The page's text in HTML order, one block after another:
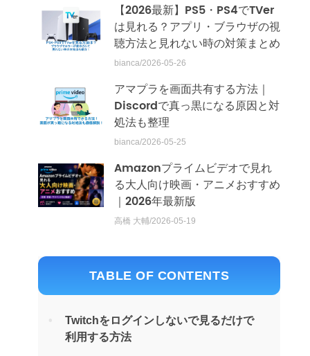
【2026最新】PS5・PS4でTVer
は見れる？アプリ・ブラウザの視
聴方法と見れない時の対策まとめ
bianca/2026-05-26
アマプラを画面共有する方法｜
Discordで真っ黒になる原因と対
処法も整理
bianca/2026-05-25
Amazonプライムビデオで見れ
る大人向け映画・アニメおすすめ
｜2026年最新版
高橋 大輔/2026-05-19
TABLE OF CONTENTS
Twitchをログインしないで見るだけで
利用する方法